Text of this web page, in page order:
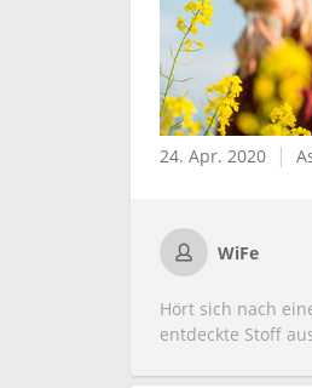
24. Apr. 2020
WiFe
Hört sich nach
entdeckte Stoff